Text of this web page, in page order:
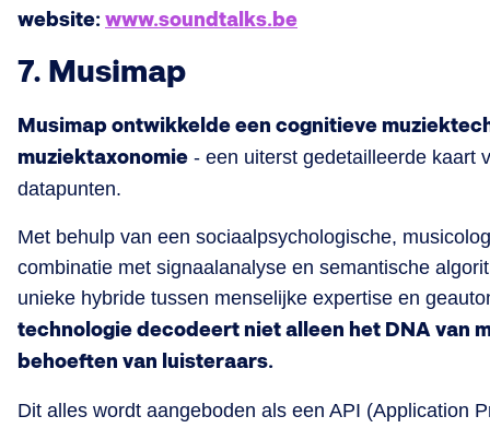
website: www.soundtalks.be
7. Musimap
Musimap ontwikkelde een cognitieve
muziektaxonomie - een uiterst gedetailleerde kaart
datapunten.
Met behulp van een sociaalpsychologische,
combinatie met signaalanalyse en semantische
unieke hybride tussen menselijke expertise en
technologie decodeert niet alleen het DNA van
behoeften van luisteraars.
Dit alles wordt aangeboden als een API (Application